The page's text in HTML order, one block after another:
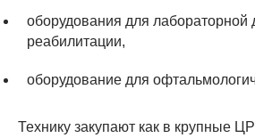
оборудования для лабораторной
реабилитации,
оборудование для
Технику закупают как в крупные